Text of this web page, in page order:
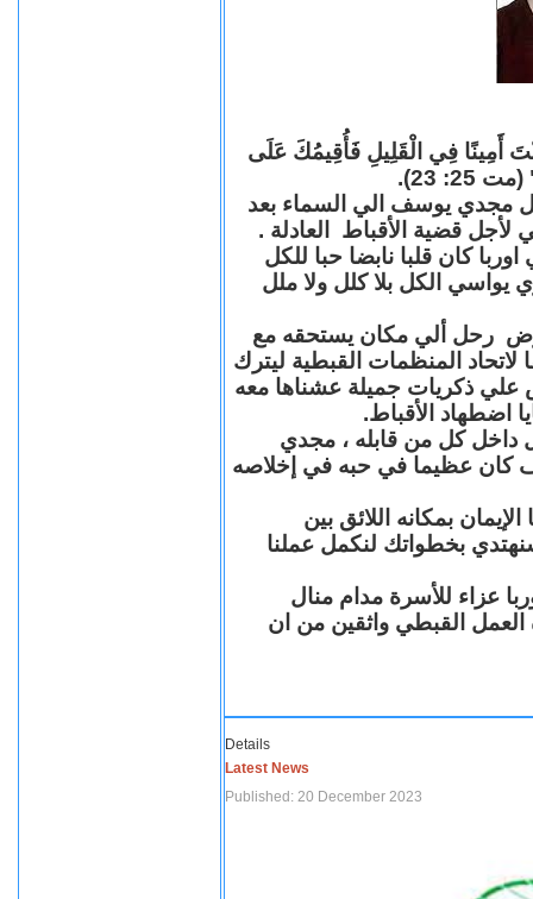
أَمِينًا فِي الْقَلِيلِ فَأُقِيمُكَ عَلَى
23).
مجدي يوسف الي السماء بعد
قضية الأقباط العادلة .
كان قلبا نابضا حبا للكل
يواسي الكل بلا كلل ولا ملل
رحل ألي مكان يستحقه مع
المنظمات القبطية ليترك
علي ذكريات جميلة عشناها معه
اضطهاد الأقباط.
داخل كل من قابله ، مجدي
عظيما في حبه في إخلاصه
بمكانه اللائق بين
بخطواتك لنكمل عملنا
عزاء للأسرة مدام منال
العمل القبطي واثقين من ان
Details
Latest News
Published: 20 December 2023